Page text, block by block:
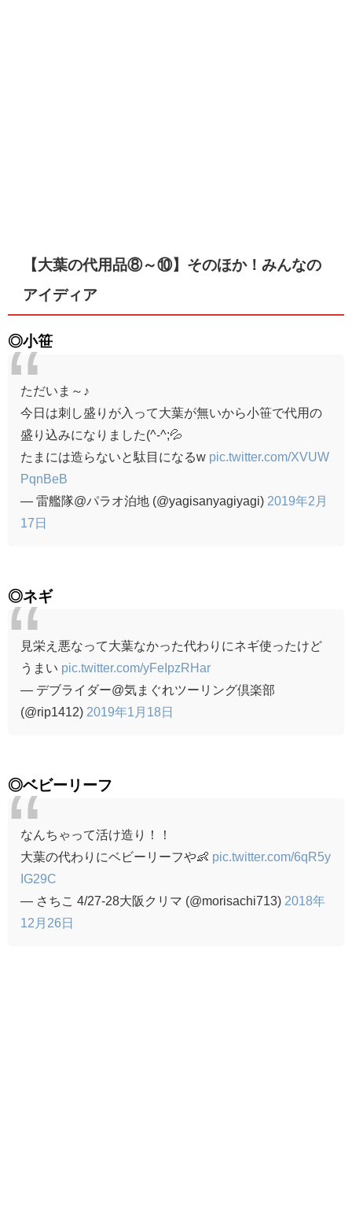
【大葉の代用品⑧～⑩】そのほか！みんなの
アイディア
◎小笹
ただいま～♪
今日は刺し盛りが入って大葉が無いから小笹で代用の
盛り込みになりました(^-^;💦
たまには造らないと駄目になるw pic.twitter.com/XVUW
PqnBeB
— 雷艦隊@パラオ泊地 (@yagisanyagiyagi) 2019年2月
17日
◎ネギ
見栄え悪なって大葉なかった代わりにネギ使ったけど
うまい pic.twitter.com/yFeIpzRHar
— デブライダー@気まぐれツーリング倶楽部
(@rip1412) 2019年1月18日
◎ベビーリーフ
なんちゃって活け造り！！
大葉の代わりにベビーリーフや👶 pic.twitter.com/6qR5y
IG29C
— さちこ 4/27-28大阪クリマ (@morisachi713) 2018年
12月26日